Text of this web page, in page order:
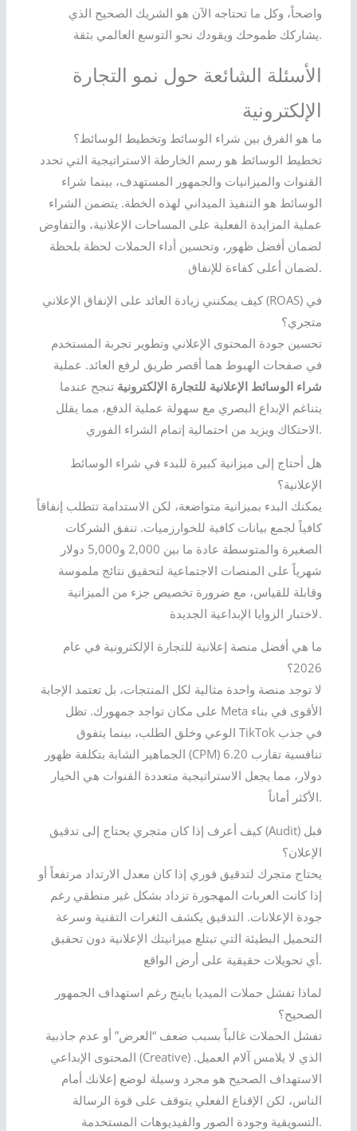
واضحاً، وكل ما تحتاجه الآن هو الشريك الصحيح الذي
يشاركك طموحك ويقودك نحو التوسع العالمي بثقة.
الأسئلة الشائعة حول نمو التجارة
الإلكترونية
ما هو الفرق بين شراء الوسائط وتخطيط الوسائط؟
تخطيط الوسائط هو رسم الخارطة الاستراتيجية التي تحدد
القنوات والميزانيات والجمهور المستهدف، بينما شراء
الوسائط هو التنفيذ الميداني لهذه الخطة. يتضمن الشراء
عملية المزايدة الفعلية على المساحات الإعلانية، والتفاوض
لضمان أفضل ظهور، وتحسين أداء الحملات لحظة بلحظة
لضمان أعلى كفاءة للإنفاق.
كيف يمكنني زيادة العائد على الإنفاق الإعلاني (ROAS) في
متجري؟
تحسين جودة المحتوى الإعلاني وتطوير تجربة المستخدم
في صفحات الهبوط هما أقصر طريق لرفع العائد. عملية
شراء الوسائط الإعلانية للتجارة الإلكترونية تنجح عندما
يتناغم الإبداع البصري مع سهولة عملية الدفع، مما يقلل
الاحتكاك ويزيد من احتمالية إتمام الشراء الفوري.
هل أحتاج إلى ميزانية كبيرة للبدء في شراء الوسائط
الإعلانية؟
يمكنك البدء بميزانية متواضعة، لكن الاستدامة تتطلب إنفاقاً
كافياً لجمع بيانات كافية للخوارزميات. تنفق الشركات
الصغيرة والمتوسطة عادة ما بين 2,000 و5,000 دولار
شهرياً على المنصات الاجتماعية لتحقيق نتائج ملموسة
وقابلة للقياس، مع ضرورة تخصيص جزء من الميزانية
لاختبار الزوايا الإبداعية الجديدة.
ما هي أفضل منصة إعلانية للتجارة الإلكترونية في عام
2026؟
لا توجد منصة واحدة مثالية لكل المنتجات، بل تعتمد الإجابة
على مكان تواجد جمهورك. تظل Meta الأقوى في بناء
الوعي وخلق الطلب، بينما يتفوق TikTok في جذب
الجماهير الشابة بتكلفة ظهور (CPM) تنافسية تقارب 6.20
دولار، مما يجعل الاستراتيجية متعددة القنوات هي الخيار
الأكثر أماناً.
كيف أعرف إذا كان متجري يحتاج إلى تدقيق (Audit) قبل
الإعلان؟
يحتاج متجرك لتدقيق فوري إذا كان معدل الارتداد مرتفعاً أو
إذا كانت العربات المهجورة تزداد بشكل غير منطقي رغم
جودة الإعلانات. التدقيق يكشف الثغرات التقنية وسرعة
التحميل البطيئة التي تبتلع ميزانيتك الإعلانية دون تحقيق
أي تحويلات حقيقية على أرض الواقع.
لماذا تفشل حملات الميديا باينج رغم استهداف الجمهور
الصحيح؟
تفشل الحملات غالباً بسبب ضعف “العرض” أو عدم جاذبية
المحتوى الإبداعي (Creative) الذي لا يلامس آلام العميل.
الاستهداف الصحيح هو مجرد وسيلة لوضع إعلانك أمام
الناس، لكن الإقناع الفعلي يتوقف على قوة الرسالة
التسويقية وجودة الصور والفيديوهات المستخدمة.